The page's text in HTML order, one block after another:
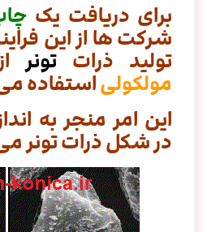
برای دریافت یک
شرکت ها از این
تولید ذرات تونر
مولکولیاستفاده
این امر منجر به
در شکل ذرات تونر